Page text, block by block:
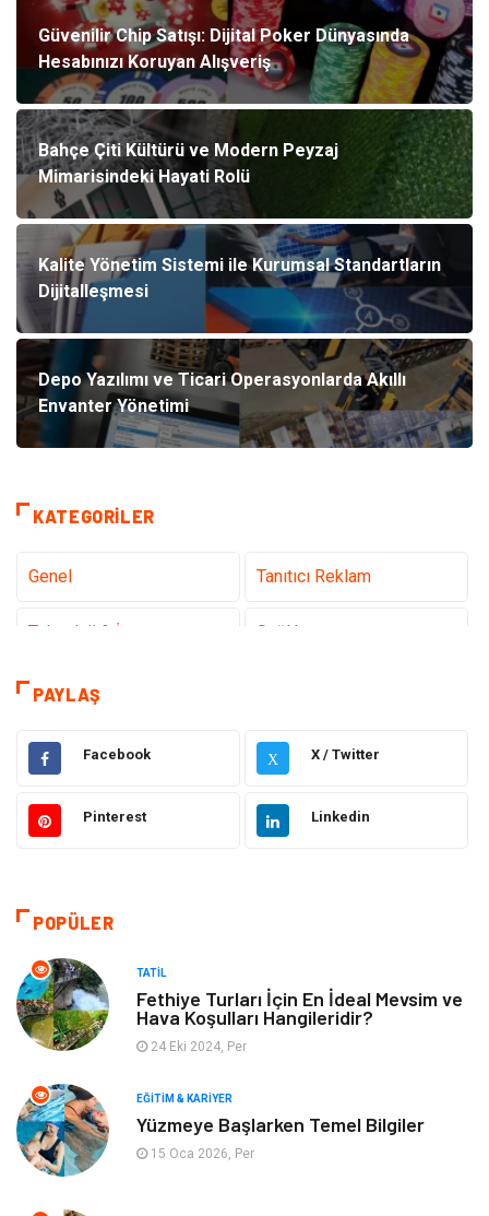
Güvenilir Chip Satışı: Dijital Poker Dünyasında
Hesabınızı Koruyan Alışveriş
Bahçe Çiti Kültürü ve Modern Peyzaj
Mimarisindeki Hayati Rolü
Kalite Yönetim Sistemi ile Kurumsal Standartların
Dijitalleşmesi
Depo Yazılımı ve Ticari Operasyonlarda Akıllı
Envanter Yönetimi
KATEGORILER
Genel Tanıtıcı Reklam
Teknoloji & İnternet Sağlık
Eğitim & Kariyer
Hukuk Moda
Gündem Elektronik
Dekorasyon
Tatil
Alışveriş Gençlik & Eğlence
Metal Evlilik Rehberi
PAYLAŞ
Facebook X X / Twitter
Pinterest Linkedin
POPÜLER
TATIL
Fethiye Turları İçin En İdeal Mevsim ve
Hava Koşulları Hangileridir?
24 Eki 2024, Per
EĞITIM & KARIYER
Yüzmeye Başlarken Temel Bilgiler
15 Oca 2026, Per